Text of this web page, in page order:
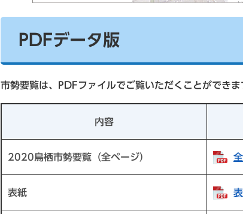
PDFデータ版
市勢要覧は、PDFファイルでご覧いただくことができま
内容
2020鳥栖市勢要覧（全ページ）
表紙